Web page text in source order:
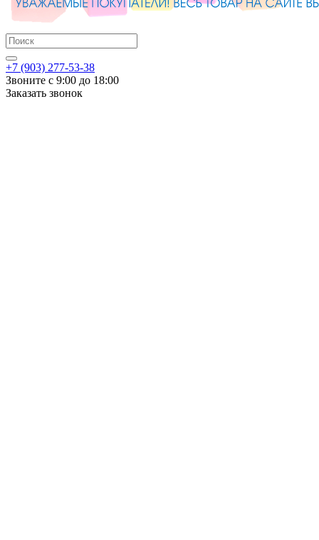
+7 (903) 277-53-38
Звоните с 9:00 до 18:00
Заказать звонок